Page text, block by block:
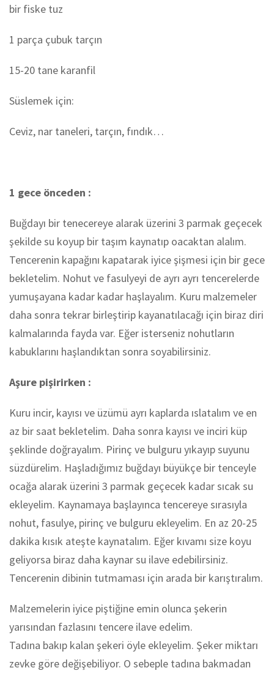
bir fiske tuz
1 parça çubuk tarçın
15-20 tane karanfil
Süslemek için:
Ceviz, nar taneleri, tarçın, fındık…
1 gece önceden :
Buğdayı bir tenecereye alarak üzerini 3 parmak geçecek
şekilde su koyup bir taşım kaynatıp oacaktan alalım.
Tencerenin kapağını kapatarak iyice şişmesi için bir gece
bekletelim. Nohut ve fasulyeyi de ayrı ayrı tencerelerde
yumuşayana kadar kadar haşlayalım. Kuru malzemeler
daha sonra tekrar birleştirip kayanatılacağı için biraz diri
kalmalarında fayda var. Eğer isterseniz nohutların
kabuklarını haşlandıktan sonra soyabilirsiniz.
Aşure pişirirken :
Kuru incir, kayısı ve üzümü ayrı kaplarda ıslatalım ve en
az bir saat bekletelim. Daha sonra kayısı ve inciri küp
şeklinde doğrayalım. Pirinç ve bulguru yıkayıp suyunu
süzdürelim. Haşladığımız buğdayı büyükçe bir tenceyle
ocağa alarak üzerini 3 parmak geçecek kadar sıcak su
ekleyelim. Kaynamaya başlayınca tencereye sırasıyla
nohut, fasulye, pirinç ve bulguru ekleyelim. En az 20-25
dakika kısık ateşte kaynatalım. Eğer kıvamı size koyu
geliyorsa biraz daha kaynar su ilave edebilirsiniz.
Tencerenin dibinin tutmaması için arada bir karıştıralım.
Malzemelerin iyice piştiğine emin olunca şekerin
yarısından fazlasını tencere ilave edelim.
Tadına bakıp kalan şekeri öyle ekleyelim. Şeker miktarı
zevke göre değişebiliyor. O sebeple tadına bakmadan